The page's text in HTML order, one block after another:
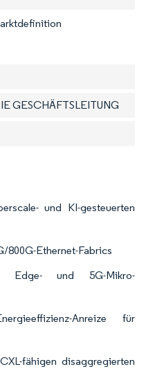
GESCHÄFTSLEITUNG
und KI-gesteuerten
800G-Ethernet-Fabrics
Edge- und 5G-Mikro-
Anreize für
fähigen disaggregierten